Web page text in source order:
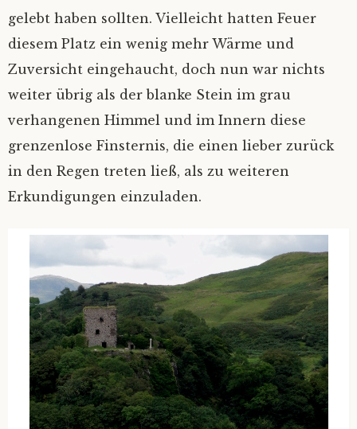
gelebt haben sollten. Vielleicht hatten Feuer
diesem Platz ein wenig mehr Wärme und
Zuversicht eingehaucht, doch nun war nichts
weiter übrig als der blanke Stein im grau
verhangenen Himmel und im Innern diese
grenzenlose Finsternis, die einen lieber zurück
in den Regen treten ließ, als zu weiteren
Erkundigungen einzuladen.